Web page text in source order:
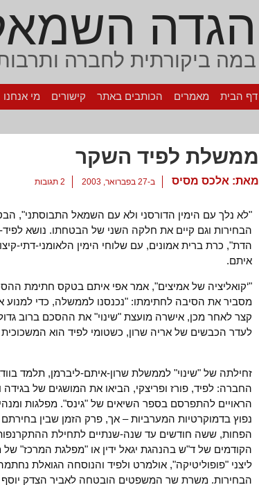
הגדה
במה ביקורתית לחברה
דף הבית מאמרים הכותבים באתר קישורים מי אנחנו
ממשלת לפיד השקר
מאת: אלכס מסיס ב-27 בפברואר, 2003 2 תגובות
"לא נלך עם הימין הדורסני ולא עם השמאל התבוסתני",
הבחירות וגם קיים את חלקה השני של הבטחתו. נושא
הדת", כרת ברית אמונים, עם שלוחי הימין הלאומני-דתי-
איתם.
"‘קואליציה של אמיצים", אמר אפי איתם בטקס חתימת
מסביר את הסיבה לחתימתו: "נכנסנו לממשלה, כדי
קצר לאחר מכן, אישרה מועצת "שינוי" את ההסכם ברוב
לעדר הכבשים של אריה שרון, כשטומי לפיד הוא
זחילתה של "שינוי" לממשלת שרון-איתם-ליברמן, תלמד
החברה: לפיד, פורז ופריצקי, הביאו את המושגים של
הראויים להתפרסם בספר השיאים של "גינס". מפלגות
נפוץ בדמוקרטיות המערביות – אך, פרק הזמן שבין
הפחות, ששה חודשים עד שנה-שנתיים לתחילת
הקודמים של ד"ש בהנהגת יגאל ידין או "מפלגת המרכז"
ליצני "פופוליטיקה", אולמרט ולפיד והנוסחה הגואלת
הבחירות. משרת שר המשפטים הובטחה לאביר הצדק יוסף